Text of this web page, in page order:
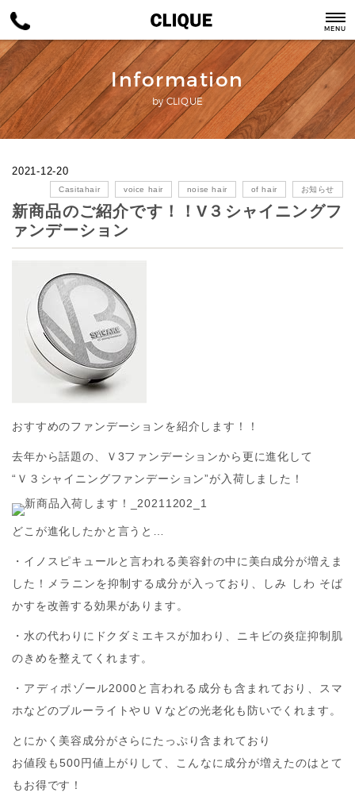
MENU
Information
by CLIQUE
2021-12-20
Casitahair voice hair noise hair of hair お知らせ
新商品のご紹介です！！V３シャイニングフ
ァンデーション
おすすめのファンデーションを紹介します！！
去年から話題の、Ｖ3ファンデーションから更に進化して
“Ｖ３シャイニングファンデーション”が入荷しました！
どこが進化したかと言うと…
・イノスピキュールと言われる美容針の中に美白成分が増えま
した！メラニンを抑制する成分が入っており、しみ しわ そば
かすを改善する効果があります。
・水の代わりにドクダミエキスが加わり、ニキビの炎症抑制肌
のきめを整えてくれます。
・アディポゾール2000と言われる成分も含まれており、スマ
ホなどのブルーライトやＵＶなどの光老化も防いでくれます。
とにかく美容成分がさらにたっぷり含まれており
お値段も500円値上がりして、こんなに成分が増えたのはとて
もお得です！